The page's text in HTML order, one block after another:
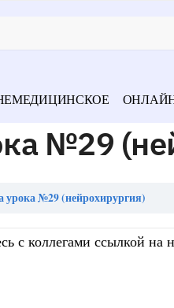
№29
урока №29 (нейрохирургия)
с коллегами ссылкой на